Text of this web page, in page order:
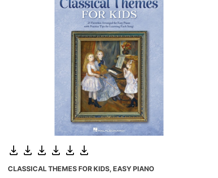
CLASSICAL THEMES FOR KIDS, EASY PIANO